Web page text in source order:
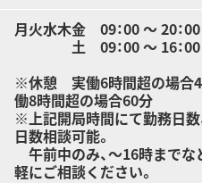
月火水木金 09：00 ～ 20：00
土 09：00 ～ 16：00
※休憩 実働6時間超の場合
働8時間超の場合60分
※上記開局時間にて勤務日数
日数相談可能。
午前中のみ、～16時までな
軽にご相談ください。